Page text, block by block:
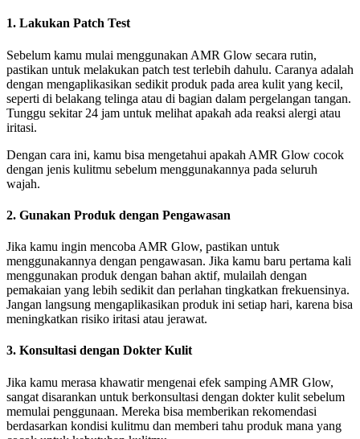
1. Lakukan Patch Test
Sebelum kamu mulai menggunakan AMR Glow secara rutin,
pastikan untuk melakukan patch test terlebih dahulu. Caranya adalah
dengan mengaplikasikan sedikit produk pada area kulit yang kecil,
seperti di belakang telinga atau di bagian dalam pergelangan tangan.
Tunggu sekitar 24 jam untuk melihat apakah ada reaksi alergi atau
iritasi.
Dengan cara ini, kamu bisa mengetahui apakah AMR Glow cocok
dengan jenis kulitmu sebelum menggunakannya pada seluruh
wajah.
2. Gunakan Produk dengan Pengawasan
Jika kamu ingin mencoba AMR Glow, pastikan untuk
menggunakannya dengan pengawasan. Jika kamu baru pertama kali
menggunakan produk dengan bahan aktif, mulailah dengan
pemakaian yang lebih sedikit dan perlahan tingkatkan frekuensinya.
Jangan langsung mengaplikasikan produk ini setiap hari, karena bisa
meningkatkan risiko iritasi atau jerawat.
3. Konsultasi dengan Dokter Kulit
Jika kamu merasa khawatir mengenai efek samping AMR Glow,
sangat disarankan untuk berkonsultasi dengan dokter kulit sebelum
memulai penggunaan. Mereka bisa memberikan rekomendasi
berdasarkan kondisi kulitmu dan memberi tahu produk mana yang